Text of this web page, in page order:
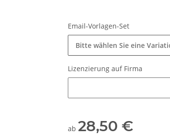
Email-Vorlagen-Set
Bitte wählen Sie eine
Lizenzierung auf Firma
ab 28,50 €